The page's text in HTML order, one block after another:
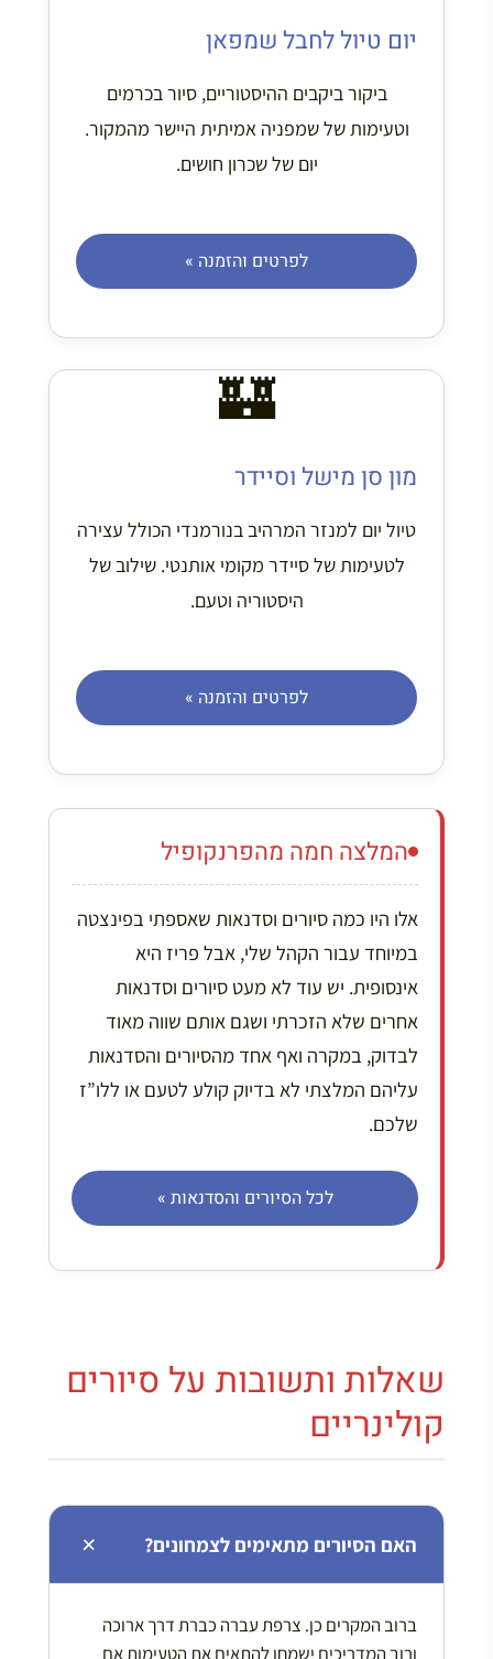
יום טיול לחבל שמפאן
ביקור ביקבים ההיסטוריים, סיור בכרמים
וטעימות של שמפניה אמיתית היישר מהמקור.
יום של שכרון חושים.
לפרטים והזמנה »
🏰
מון סן מישל וסיידר
טיול יום למנזר המרהיב בנורמנדי הכולל עצירה
לטעימות של סיידר מקומי אותנטי. שילוב של
היסטוריה וטעם.
לפרטים והזמנה »
המלצה חמה מהפרנקופיל
אלו היו כמה סיורים וסדנאות שאספתי בפינצטה
במיוחד עבור הקהל שלי, אבל פריז היא
אינסופית. יש עוד לא מעט סיורים וסדנאות
אחרים שלא הזכרתי ושגם אותם שווה מאוד
לבדוק, במקרה ואף אחד מהסיורים והסדנאות
עליהם המלצתי לא בדיוק קולע לטעם או ללו”ז
שלכם.
לכל הסיורים והסדנאות »
שאלות ותשובות על סיורים
קולינריים
האם הסיורים מתאימים לצמחונים?
ברוב המקרים כן. צרפת עברה כברת דרך ארוכה
ורוב המדריכים ישמחו להתאים את הטעימות אם